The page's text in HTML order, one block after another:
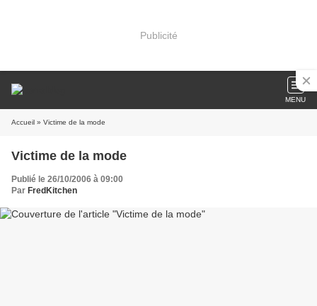
Publicité
MENU
Accueil » Victime de la mode
Victime de la mode
Publié le 26/10/2006 à 09:00
Par FredKitchen